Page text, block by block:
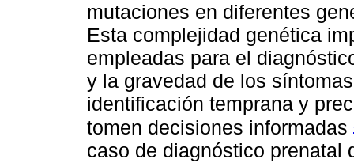
mutaciones en diferentes
Esta complejidad genética
empleadas para el
y la gravedad de los
identificación temprana y
tomen decisiones informadas
caso de diagnóstico prenatal